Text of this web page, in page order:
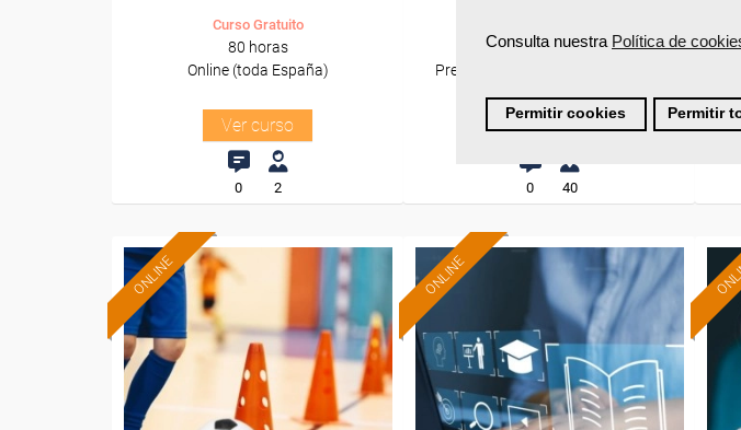
Consulta nuestra Política de
Permitir cookies Permitir
Curso Gratuito
80 horas
Online (toda España)
Ver curso
0 2
50 horas
Presencial - Aula virtual en Madrid
Ver curso
0 40
ONLINE
Formación 100%
subvencionada.
Para desempleados,
trabajadores y autónomos.
ONLINE
Formación 100%
subvencionada.
Para desempleados,
trabajadores y autónomos.